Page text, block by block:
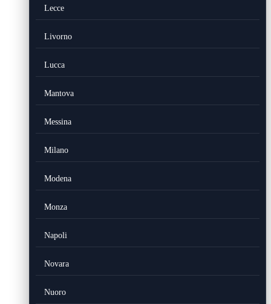
Lecce
Livorno
Lucca
Mantova
Messina
Milano
Modena
Monza
Napoli
Novara
Nuoro